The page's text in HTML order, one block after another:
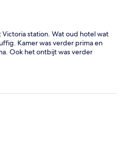
Victoria station. Wat oud hotel wat
Kamer was verder prima en
Ook het ontbijt was verder